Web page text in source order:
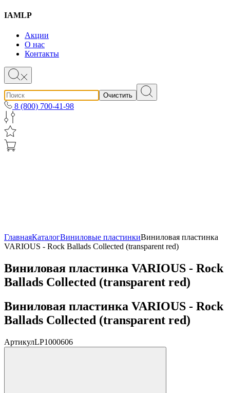
IAMLP
Акции
О нас
Контакты
Очистить
8 (800) 700-41-98
ГлавнаяКаталогВиниловые пластинкиВиниловая пластинка
VARIOUS - Rock Ballads Collected (transparent red)
Виниловая пластинка VARIOUS - Rock
Ballads Collected (transparent red)
Виниловая пластинка VARIOUS - Rock
Ballads Collected (transparent red)
АртикулLP1000606